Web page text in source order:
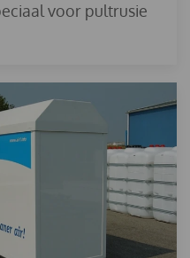
voor pultrusie